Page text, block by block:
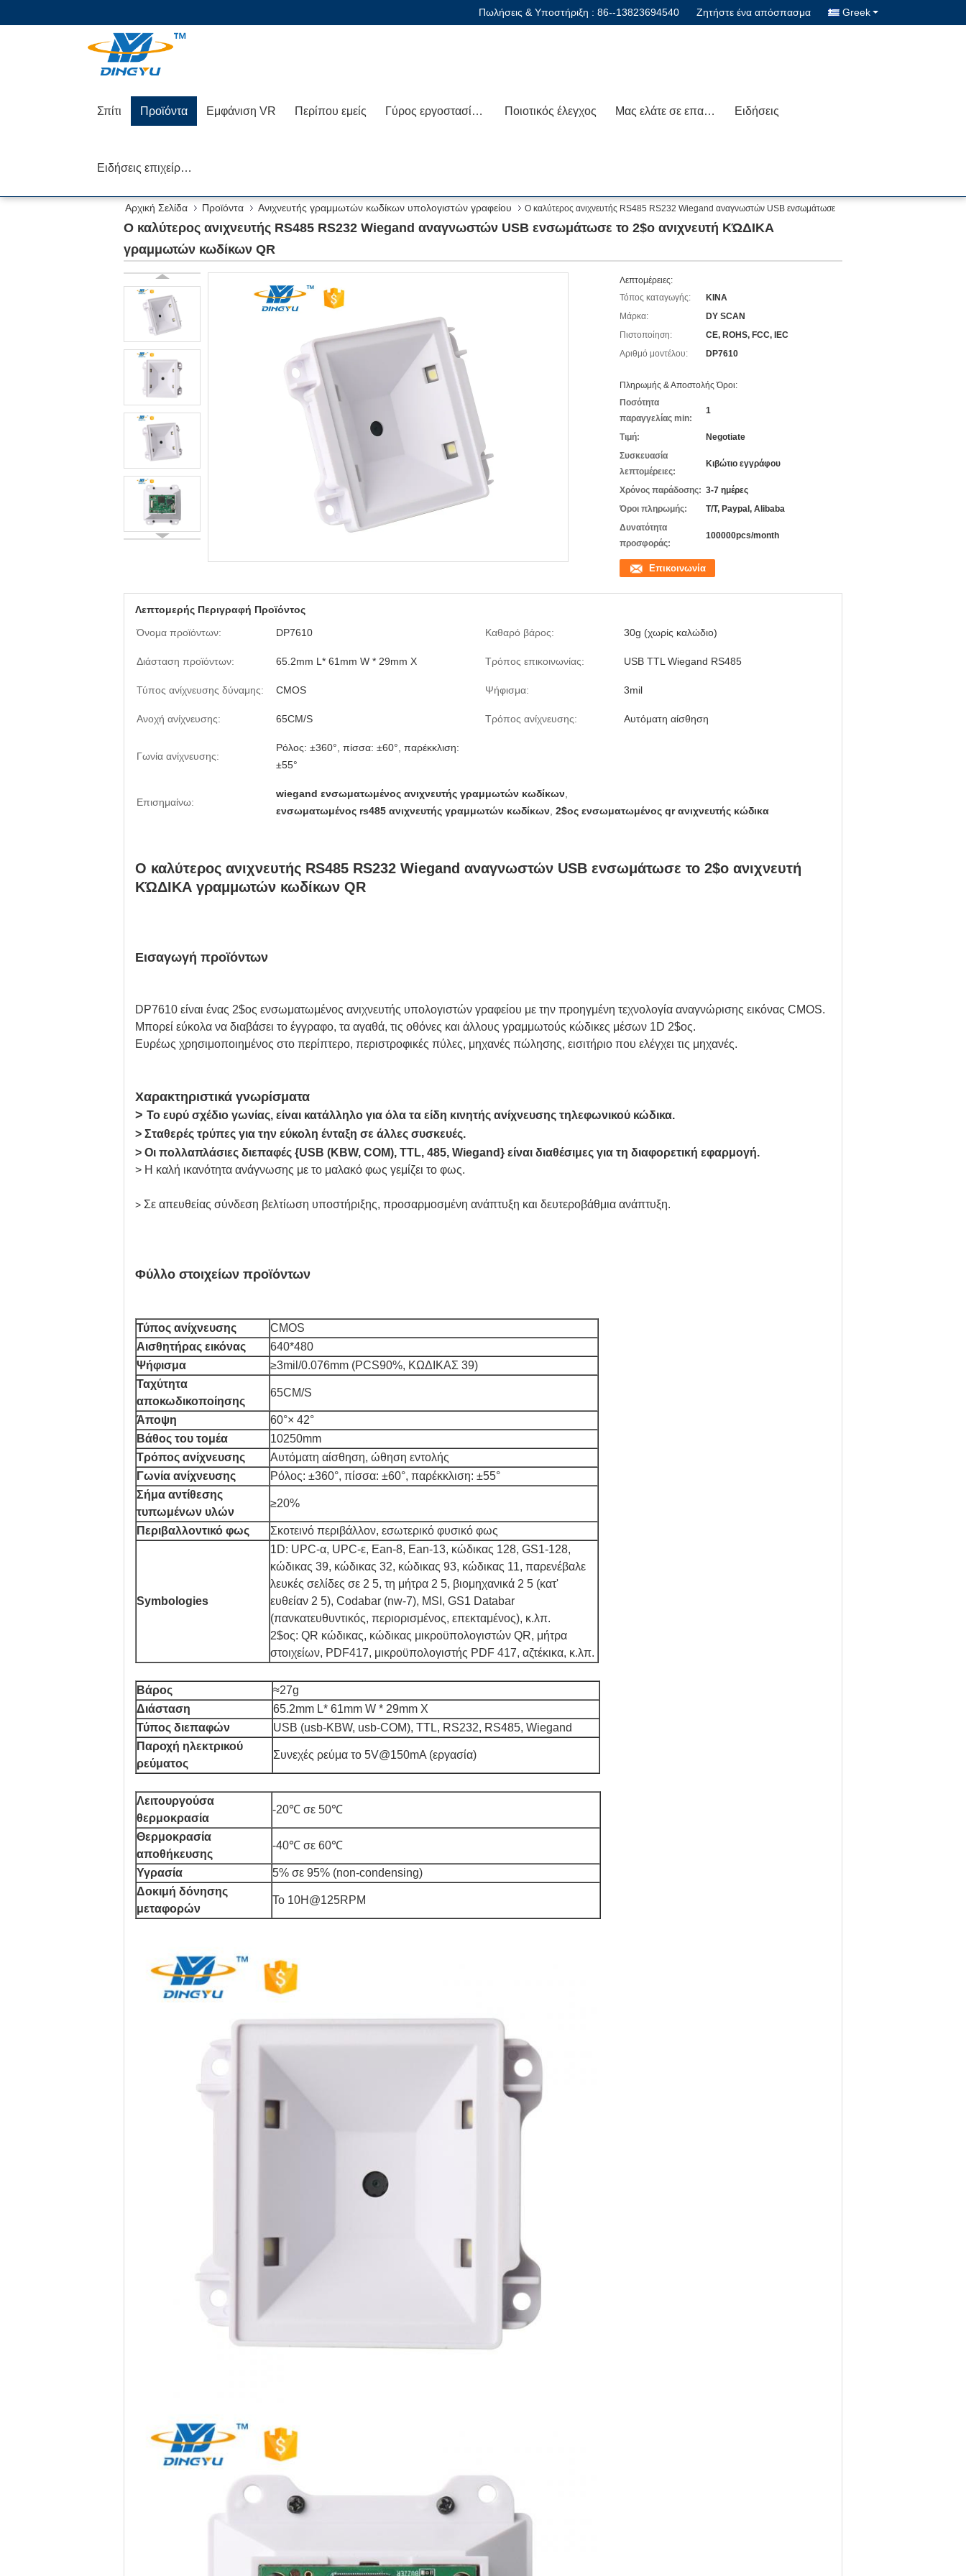
Πωλήσεις & Υποστήριξη : 86--13823694540 Ζητήστε ένα απόσπασμα Greek
Σπίτι Προϊόντα Εμφάνιση VR Περίπου εμείς Γύρος εργοστασίων Ποιοτικός έλεγχος Μας ελάτε σε επαφή με Ειδήσεις
Ειδήσεις επιχείρησης
Αρχική Σελίδα Προϊόντα Ανιχνευτής γραμμωτών κωδίκων υπολογιστών γραφείου
Ο καλύτερος ανιχνευτής RS485 RS232 Wiegand αναγνωστών USB ενσωμάτωσε
το 2$ο ανιχνευτή ΚΏΔΙΚΑ γραμμωτών κωδίκων QR
Ο καλύτερος ανιχνευτής RS485 RS232 Wiegand αναγνωστών USB ενσωμάτωσε το 2$ο ανιχνευτή ΚΏΔΙΚΑ
γραμμωτών κωδίκων QR
Λεπτομέρειες:
Τόπος καταγωγής:
ΚΙΝΑ
Μάρκα:
DY SCAN
Πιστοποίηση:
CE, ROHS, FCC, IEC
Αριθμό μοντέλου:
DP7610
Πληρωμής & Αποστολής Όροι:
Ποσότητα
παραγγελίας min:
1
Τιμή:
Negotiate
Συσκευασία
λεπτομέρειες:
Κιβώτιο εγγράφου
Χρόνος παράδοσης: 3-7 ημέρες
Όροι πληρωμής:
T/T, Paypal, Alibaba
Δυνατότητα
προσφοράς:
100000pcs/month
Επικοινωνία
Λεπτομερής Περιγραφή Προϊόντος
Όνομα προϊόντων:
DP7610 Καθαρό βάρος: 30g (χωρίς καλώδιο)
Διάσταση προϊόντων: 65.2mm L* 61mm W * 29mm Χ Τρόπος επικοινωνίας: USB TTL Wiegand RS485
Τύπος ανίχνευσης δύναμης: CMOS Ψήφισμα: 3mil
Ανοχή ανίχνευσης: 65CM/S Τρόπος ανίχνευσης: Αυτόματη αίσθηση
Γωνία ανίχνευσης:
Ρόλος: ±360°, πίσσα: ±60°, παρέκκλιση:
±55°
Επισημαίνω:
wiegand ενσωματωμένος ανιχνευτής γραμμωτών κωδίκων
ενσωματωμένος rs485 ανιχνευτής γραμμωτών κωδίκων 2$ος ενσωματωμένος qr ανιχνευτής κώδικα
Ο καλύτερος ανιχνευτής RS485 RS232 Wiegand αναγνωστών USB ενσωμάτωσε το 2$ο ανιχνευτή
ΚΏΔΙΚΑ γραμμωτών κωδίκων QR
Εισαγωγή προϊόντων
DP7610 είναι ένας 2$ος ενσωματωμένος ανιχνευτής υπολογιστών γραφείου με την προηγμένη τεχνολογία αναγνώρισης εικόνας CMOS.
Μπορεί εύκολα να διαβάσει το έγγραφο, τα αγαθά, τις οθόνες και άλλους γραμμωτούς κώδικες μέσων 1D 2$ος.
Ευρέως χρησιμοποιημένος στο περίπτερο, περιστροφικές πύλες, μηχανές πώλησης, εισιτήριο που ελέγχει τις μηχανές.
Χαρακτηριστικά γνωρίσματα
> Το ευρύ σχέδιο γωνίας, είναι κατάλληλο για όλα τα είδη κινητής ανίχνευσης τηλεφωνικού κώδικα.
> Σταθερές τρύπες για την εύκολη ένταξη σε άλλες συσκευές.
> Οι πολλαπλάσιες διεπαφές {USB (KBW, COM), TTL, 485, Wiegand} είναι διαθέσιμες για τη διαφορετική εφαρμογή.
> Η καλή ικανότητα ανάγνωσης με το μαλακό φως γεμίζει το φως.
> Σε απευθείας σύνδεση βελτίωση υποστήριξης, προσαρμοσμένη ανάπτυξη και δευτεροβάθμια ανάπτυξη.
Φύλλο στοιχείων προϊόντων
Τύπος ανίχνευσης
CMOS
Αισθητήρας εικόνας
640*480
Ψήφισμα
≥3mil/0.076mm (PCS90%, ΚΩΔΙΚΑΣ 39)
Ταχύτητα
αποκωδικοποίησης
65CM/S
Άποψη
60°× 42°
Βάθος του τομέα
10250mm
Τρόπος ανίχνευσης
Αυτόματη αίσθηση, ώθηση εντολής
Γωνία ανίχνευσης
Ρόλος: ±360°, πίσσα: ±60°, παρέκκλιση: ±55°
Σήμα αντίθεσης
τυπωμένων υλών
≥20%
Περιβαλλοντικό φως Σκοτεινό περιβάλλον, εσωτερικό φυσικό φως
Symbologies
1D: UPC-α, UPC-ε, Ean-8, Ean-13, κώδικας 128, GS1-128,
κώδικας 39, κώδικας 32, κώδικας 93, κώδικας 11, παρενέβαλε
λευκές σελίδες σε 2 5, τη μήτρα 2 5, βιομηχανικά 2 5 (κατ'
ευθείαν 2 5), Codabar (nw-7), MSI, GS1 Databar
(πανκατευθυντικός, περιορισμένος, επεκταμένος), κ.λπ.
2$ος: QR κώδικας, κώδικας μικροϋπολογιστών QR, μήτρα
στοιχείων, PDF417, μικροϋπολογιστής PDF 417, αζτέκικα, κ.λπ.
Βάρος
≈27g
Διάσταση
65.2mm L* 61mm W * 29mm Χ
Τύπος διεπαφών
USB (usb-KBW, usb-COM), TTL, RS232, RS485, Wiegand
Παροχή ηλεκτρικού
ρεύματος
Συνεχές ρεύμα το 5V@150mA (εργασία)
Λειτουργούσα
θερμοκρασία
-20℃ σε 50℃
Θερμοκρασία
αποθήκευσης
-40℃ σε 60℃
Υγρασία
5% σε 95% (non-condensing)
Δοκιμή δόνησης
μεταφορών
Το 10H@125RPM